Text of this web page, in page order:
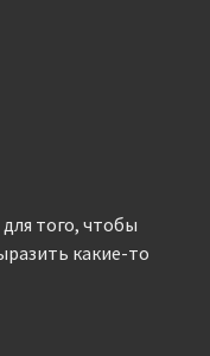
того, чтобы
какие-то